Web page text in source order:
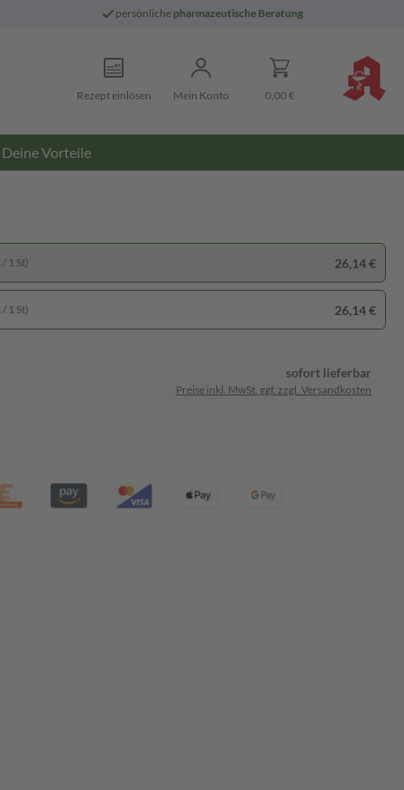
persönliche pharmazeutische Beratung
Rezept einlösen Mein Konto 0,00 €
Deine Vorteile
1 St) 26,14 €
1 St) 26,14 €
sofort lieferbar
Preise inkl. MwSt. ggf. zzgl. Versandkosten